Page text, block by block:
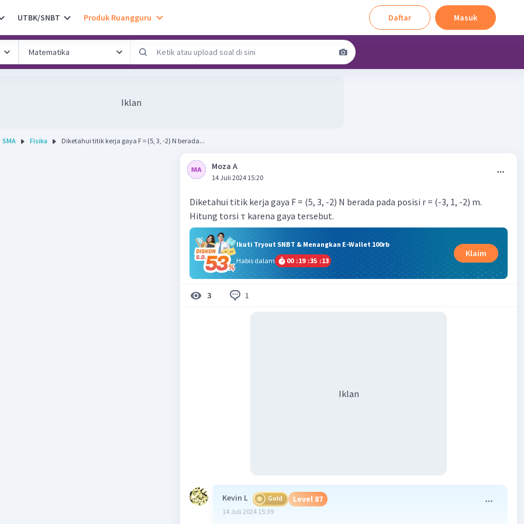
UTBK/SNBT Produk Ruangguru Daftar Masuk
Iklan
SMA Fisika Diketahui titik kerja gaya F = (5, 3, -2) N berada...
Moza A
14 Juli 2024 15:20
Diketahui titik kerja gaya F = (5, 3, -2) N berada pada posisi r = (-3, 1, -2) m.
Hitung torsi τ karena gaya tersebut.
Ikuti Tryout SNBT & Menangkan E-Wallet 100rb
Habis dalam
00 :19 :35 :12
Klaim
3 1
Iklan
Kevin L Gold Level 87
14 Juli 2024 15:39